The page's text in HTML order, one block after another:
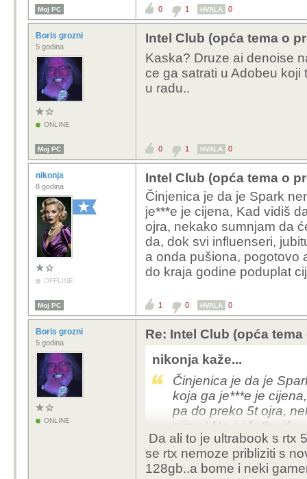
Spark ce uzeti
2027, onda i dio
pregazeni nije vise
Moj PC 0 1 HVALA 0
Boris grozni
5 godina
ONLINE
Intel Club (opća tema o
Kaska? Druze ai denoise
ce ga satrati u Adobeu
u radu..
Moj PC 0 1 HVALA 0
nikonja
8 godina
OFFLINE
Intel Club (opća tema o
Činjenica je da je Spark
je***e je cijena, Kad vidiš
ojra, nekako sumnjam da
da, dok svi influenseri,
a onda pušiona, pogotovo
do kraja godine poduplat
Moj PC 1 0 HVALA 0
Boris grozni
5 godina
ONLINE
Re: Intel Club (opća
nikonja kaže...
Činjenica je da je
koja ga je***e je
pa do preko 5t ojra,
njima! Na početku
ostala bagra ne
ostavre predviđanja
cijena.
Da ali to je ultrabook s rtx
se rtx nemoze pribliziti s
128gb..a bome i neki